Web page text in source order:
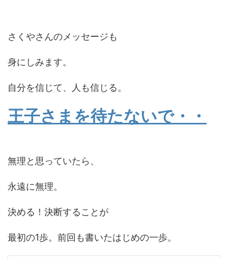
さくやさんのメッセージも
身にしみます。
自分を信じて、人も信じる。
王子さまを待たないで・・
無理と思っていたら、
永遠に無理。
決める！決断することが
最初の1歩。前回も書いたはじめの一歩。